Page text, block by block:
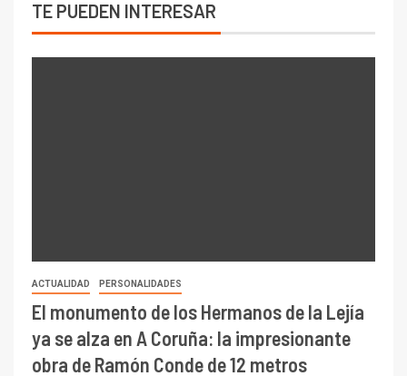
TE PUEDEN INTERESAR
ACTUALIDAD PERSONALIDADES
El monumento de los Hermanos de la Lejía
ya se alza en A Coruña: la impresionante
obra de Ramón Conde de 12 metros